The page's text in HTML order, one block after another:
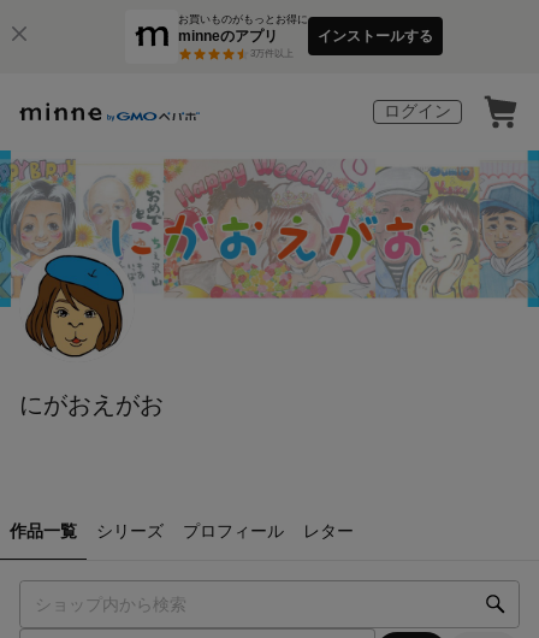
お買いものがもっとお得に
minneのアプリ
3万件以上
インストールする
ログイン
にがおえがお
作品一覧 シリーズ プロフィール レター